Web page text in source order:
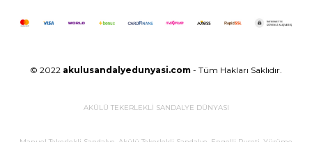
© 2022 akulusandalyedunyasi.com - Tüm Hakları Saklıdır.
AKÜLÜ TEKERLEKLİ SANDALYE DÜNYASI